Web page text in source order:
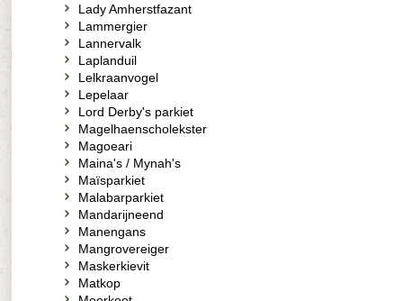
Lady Amherstfazant
Lammergier
Lannervalk
Laplanduil
Lelkraanvogel
Lepelaar
Lord Derby's parkiet
Magelhaenscholekster
Magoeari
Maina's / Mynah's
Maïsparkiet
Malabarparkiet
Mandarijneend
Manengans
Mangrovereiger
Maskerkievit
Matkop